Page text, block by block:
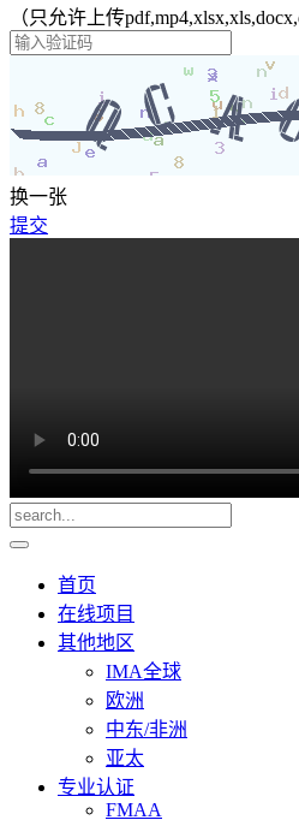
（只允许上传
换一张
提交
首页
在线项目
其他地区
IMA全球
欧洲
中东/非洲
亚太
专业认证
FMAA